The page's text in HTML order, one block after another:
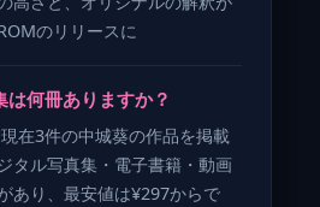
のリリースに
は何冊ありますか？
在3件の中城葵の作品を掲載
タル写真集・電子書籍・動画
あり、最安値は¥297からで